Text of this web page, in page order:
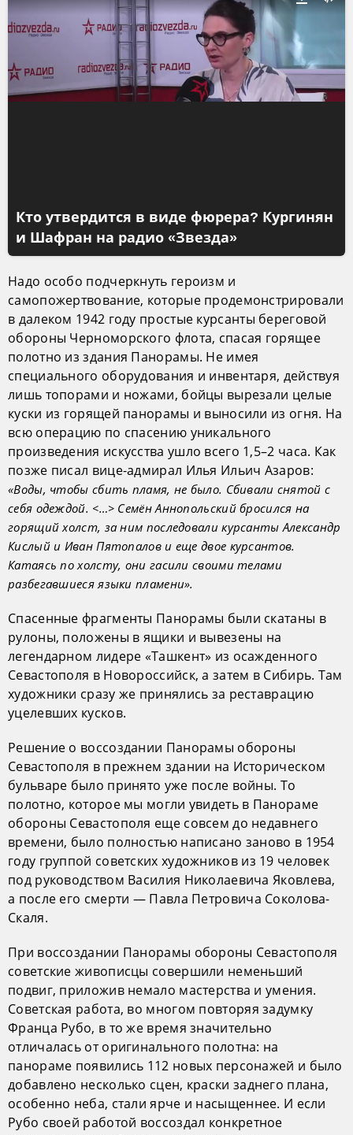
Кто утвердится в виде фюрера? Кургинян
и Шафран на радио «Звезда»
Надо особо подчеркнуть героизм и
самопожертвование, которые продемонстрировали
в далеком 1942 году простые курсанты береговой
обороны Черноморского флота, спасая горящее
полотно из здания Панорамы. Не имея
специального оборудования и инвентаря, действуя
лишь топорами и ножами, бойцы вырезали целые
куски из горящей панорамы и выносили из огня. На
всю операцию по спасению уникального
произведения искусства ушло всего 1,5–2 часа. Как
позже писал вице-адмирал Илья Ильич Азаров:
«Воды, чтобы сбить пламя, не было. Сбивали снятой с
себя одеждой. <…> Семён Аннопольский бросился на
горящий холст, за ним последовали курсанты Александр
Кислый и Иван Пятопалов и еще двое курсантов.
Катаясь по холсту, они гасили своими телами
разбегавшиеся языки пламени».
Спасенные фрагменты Панорамы были скатаны в
рулоны, положены в ящики и вывезены на
легендарном лидере «Ташкент» из осажденного
Севастополя в Новороссийск, а затем в Сибирь. Там
художники сразу же принялись за реставрацию
уцелевших кусков.
Решение о воссоздании Панорамы обороны
Севастополя в прежнем здании на Историческом
бульваре было принято уже после войны. То
полотно, которое мы могли увидеть в Панораме
обороны Севастополя еще совсем до недавнего
времени, было полностью написано заново в 1954
году группой советских художников из 19 человек
под руководством Василия Николаевича Яковлева,
а после его смерти — Павла Петровича Соколова-
Скаля.
При воссоздании Панорамы обороны Севастополя
советские живописцы совершили неменьший
подвиг, приложив немало мастерства и умения.
Советская работа, во многом повторяя задумку
Франца Рубо, в то же время значительно
отличалась от оригинального полотна: на
панораме появились 112 новых персонажей и было
добавлено несколько сцен, краски заднего плана,
особенно неба, стали ярче и насыщеннее. И если
Рубо своей работой воссоздал конкретное